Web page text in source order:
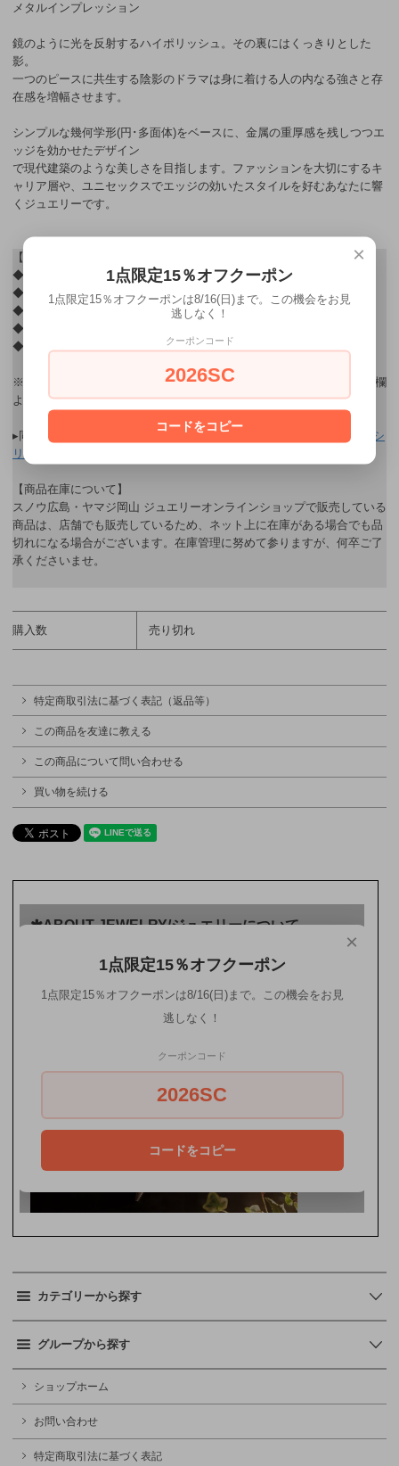
メタルインプレッション
鏡のように光を反射するハイポリッシュ。その裏にはくっきりとした
影。
一つのピースに共生する陰影のドラマは身に着ける人の内なる強さと存
在感を増幅させます。
シンプルな幾何学形(円･多面体)をベースに、金属の重厚感を残しつつエ
ッジを効かせたデザイン
で現代建築のような美しさを目指します。ファッションを大切にするキ
ャリア層や、ユニセックスでエッジの効いたスタイルを好むあなたに響
くジュエリーです。
【詳細】
◆ 品名：「メタルインプレッション-ラジー-」プラチナ フープピアス
◆ 価格：66,000円(税込)
◆ 素材：プラチナ
◆ 寸法：縦約11mm×横約12.5mm×直径約5.5mm
◆ 仕様：遮断式フープピアス
※ ギフト用ラッピングをご希望されるお客様はご購入後、連絡・通信欄
よりお申し込み下さい。
▸同シリーズの他ラインナップはこちら→
【メタルインプレッション シ
リーズ】
【商品在庫について】
スノウ広島・ヤマジ岡山 ジュエリーオンラインショップで販売している
商品は、店舗でも販売しているため、ネット上に在庫がある場合でも品
切れになる場合がございます。在庫管理に努めて参りますが、何卒ご了
承くださいませ。
購入数 売り切れ
特定商取引法に基づく表記（返品等）
この商品を友達に教える
この商品について問い合わせる
買い物を続ける
カテゴリーから探す
グループから探す
ショップホーム
お問い合わせ
特定商取引法に基づく表記
×
1点限定15％オフクーポン
1点限定15％オフクーポンは8/16(日)まで。この機会をお見
逃しなく！
クーポンコード
2026SC
コードをコピー